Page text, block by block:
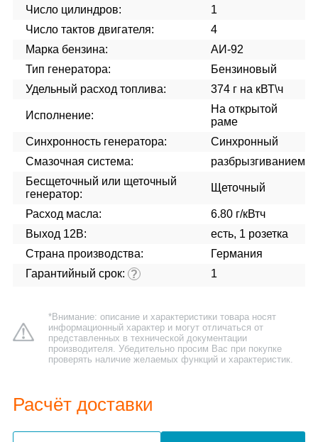
Число цилиндров:
1
Число тактов двигателя:
4
Марка бензина:
АИ-92
Тип генератора:
Бензиновый
Удельный расход топлива:
374 г на кВТ\ч
Исполнение:
На открытой
раме
Синхронность генератора:
Синхронный
Смазочная система:
разбрызгиванием
Бесщеточный или щеточный
генератор:
Щеточный
Расход масла:
6.80 г/кВтч
Выход 12В:
есть, 1 розетка
Страна производства:
Германия
Гарантийный срок: ? 1
*Внимание: описание и характеристики товара носят
информационный характер и могут отличаться от
представленных в технической документации
производителя. Убедительно просим Вас при покупке
проверять наличие желаемых функций и характеристик.
Расчёт доставки